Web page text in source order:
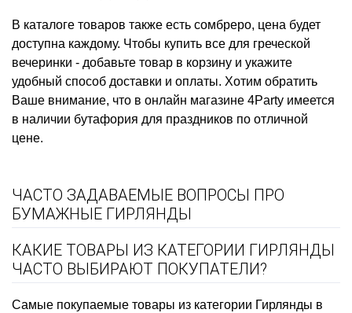
В каталоге товаров также есть сомбреро, цена будет
доступна каждому. Чтобы купить все для греческой
вечеринки - добавьте товар в корзину и укажите
удобный способ доставки и оплаты. Хотим обратить
Ваше внимание, что в онлайн магазине 4Party имеется
в наличии бутафория для праздников по отличной
цене.
ЧАСТО ЗАДАВАЕМЫЕ ВОПРОСЫ ПРО
БУМАЖНЫЕ ГИРЛЯНДЫ
КАКИЕ ТОВАРЫ ИЗ КАТЕГОРИИ ГИРЛЯНДЫ
ЧАСТО ВЫБИРАЮТ ПОКУПАТЕЛИ?
Самые покупаемые товары из категории Гирлянды в